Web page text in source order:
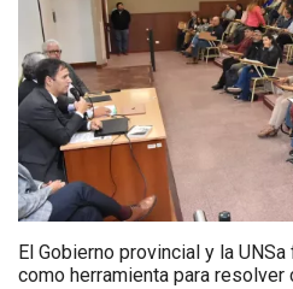
El Gobierno provincial y la
como herramienta para resolver